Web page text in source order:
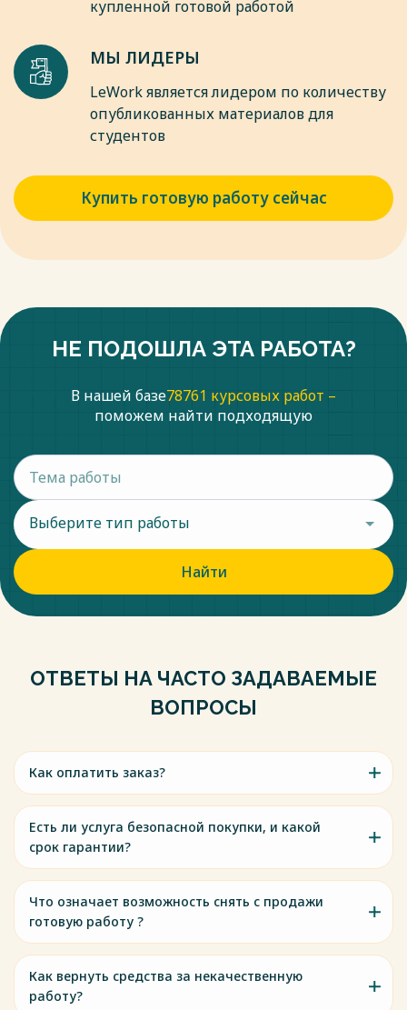
купленной готовой работой
МЫ ЛИДЕРЫ
LeWork является лидером по количеству
опубликованных материалов для
студентов
Купить готовую работу сейчас
НЕ ПОДОШЛА ЭТА РАБОТА?
В нашей базе78761 курсовых работ –
поможем найти подходящую
Выберите тип работы
Найти
ОТВЕТЫ НА ЧАСТО ЗАДАВАЕМЫЕ
ВОПРОСЫ
Как оплатить заказ?
Есть ли услуга безопасной покупки, и какой
срок гарантии?
Что означает возможность снять с продажи
готовую работу ?
Как вернуть средства за некачественную
работу?